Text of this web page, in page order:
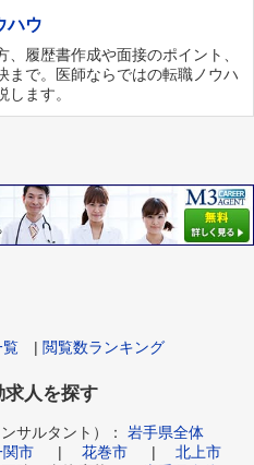
ハウ
、履歴書作成や面接のポイント、
まで。医師ならではの転職ノウハ
します。
覧 | 閲覧数ランキング
人を探す
サルタント）： 岩手県全体
関市 | 花巻市 | 北上市